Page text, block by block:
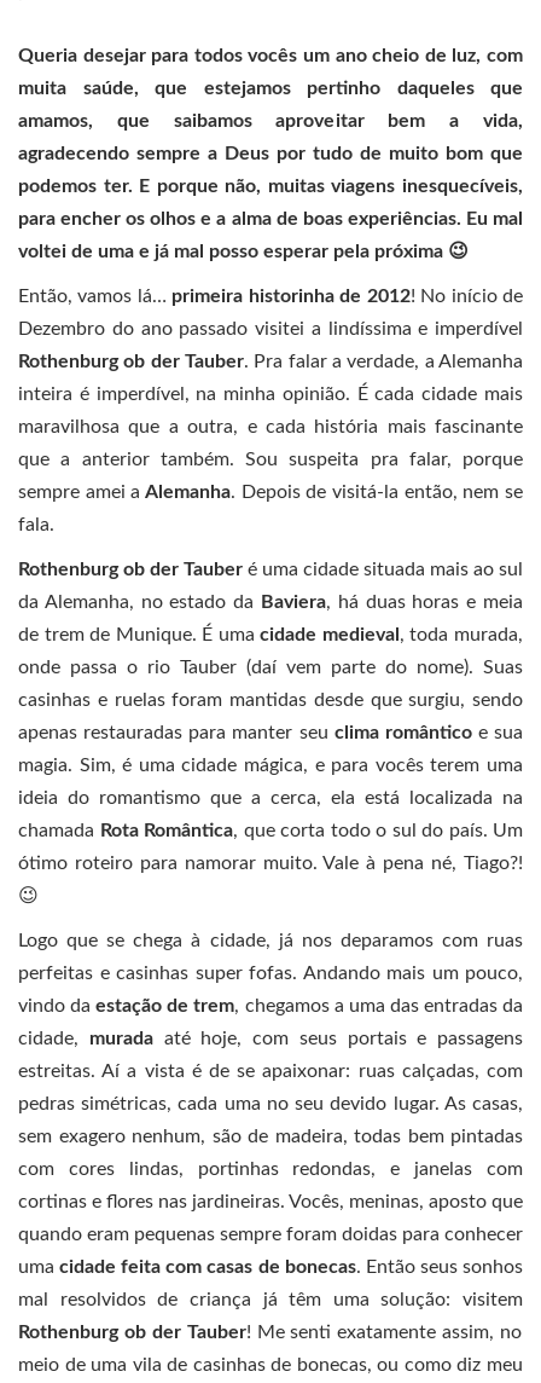
Queria desejar para todos vocês um ano cheio de luz, com
muita saúde, que estejamos pertinho daqueles que
amamos, que saibamos aproveitar bem a vida,
agradecendo sempre a Deus por tudo de muito bom que
podemos ter. E porque não, muitas viagens inesquecíveis,
para encher os olhos e a alma de boas experiências. Eu mal
voltei de uma e já mal posso esperar pela próxima 😉
Então, vamos lá… primeira historinha de 2012! No início de
Dezembro do ano passado visitei a lindíssima e imperdível
Rothenburg ob der Tauber. Pra falar a verdade, a Alemanha
inteira é imperdível, na minha opinião. É cada cidade mais
maravilhosa que a outra, e cada história mais fascinante
que a anterior também. Sou suspeita pra falar, porque
sempre amei a Alemanha. Depois de visitá-la então, nem se
fala.
Rothenburg ob der Tauber é uma cidade situada mais ao sul
da Alemanha, no estado da
Baviera, há duas horas e meia
de trem de Munique. É umacidade medieval , toda murada,
onde passa o rio Tauber (daí vem parte do nome). Suas
casinhas e ruelas foram mantidas desde que surgiu, sendo
apenas restauradas para manter seu clima românticoe sua
magia. Sim, é uma cidade mágica, e para vocês terem uma
ideia do romantismo que a cerca, ela está localizada na
chamada Rota Romântica, que corta todo o sul do país. Um
ótimo roteiro para namorar muito. Vale à pena né, Tiago?!
😉
Logo que se chega à cidade, já nos deparamos com ruas
perfeitas e casinhas super fofas. Andando mais um pouco,
vindo daestação de trem, chegamos a uma das entradas da
cidade, muradaaté hoje, com seus portais e passagens
estreitas. Aí a vista é de se apaixonar: ruas calçadas, com
pedras simétricas, cada uma no seu devido lugar. As casas,
sem exagero nenhum, são de madeira, todas bem pintadas
com cores lindas, portinhas redondas, e janelas com
cortinas e flores nas jardineiras. Vocês, meninas, aposto que
quando eram pequenas sempre foram doidas para conhecer
umacidade feita com casas de bonecas. Então seus sonhos
mal resolvidos de criança já têm uma solução: visitem
Rothenburg ob der Tauber! Me senti exatamente assim, no
meio de uma vila de casinhas de bonecas, ou como diz meu